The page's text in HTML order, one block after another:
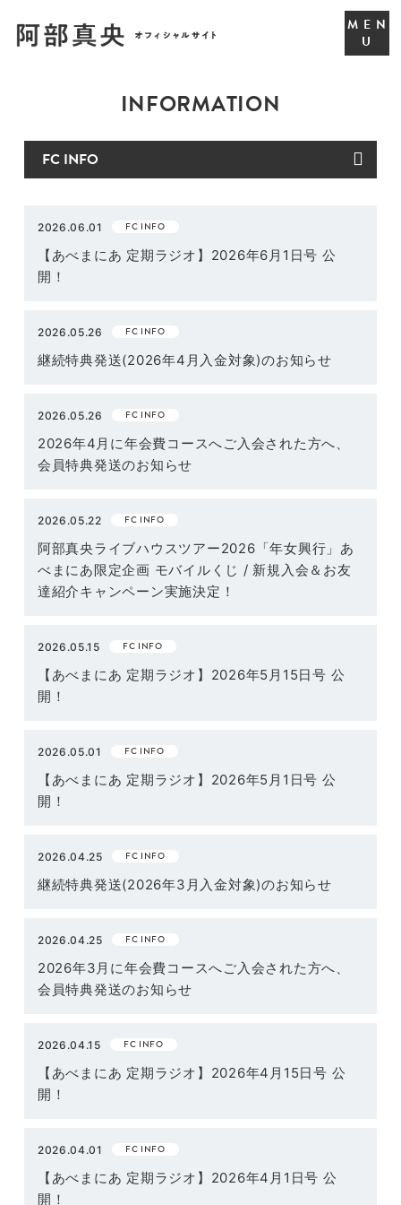
INFORMATION
2026.06.01 FC INFO
【あべまにあ 定期ラジオ】2026年6月1日号 公
開！
2026.05.26 FC INFO
継続特典発送(2026年4月入金対象)のお知らせ
2026.05.26 FC INFO
2026年4月に年会費コースへご入会された方へ、
会員特典発送のお知らせ
2026.05.22 FC INFO
阿部真央ライブハウスツアー2026「年女興行」あ
べまにあ限定企画 モバイルくじ / 新規入会＆お友
達紹介キャンペーン実施決定！
2026.05.15 FC INFO
【あべまにあ 定期ラジオ】2026年5月15日号 公
開！
2026.05.01 FC INFO
【あべまにあ 定期ラジオ】2026年5月1日号 公
開！
2026.04.25 FC INFO
継続特典発送(2026年3月入金対象)のお知らせ
2026.04.25 FC INFO
2026年3月に年会費コースへご入会された方へ、
会員特典発送のお知らせ
2026.04.15 FC INFO
【あべまにあ 定期ラジオ】2026年4月15日号 公
開！
2026.04.01 FC INFO
【あべまにあ 定期ラジオ】2026年4月1日号 公
開！